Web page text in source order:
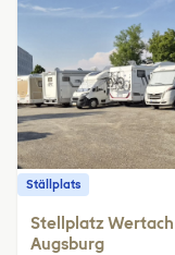
Ställplats
Stellplatz Wertach
Augsburg